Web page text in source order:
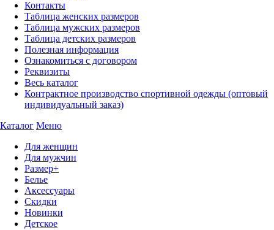
Контакты
Таблица женских размеров
Таблица мужских размеров
Таблица детских размеров
Полезная информация
Ознакомиться с договором
Реквизиты
Весь каталог
Контрактное производство спортивной одежды (оптовый
индивидуальный заказ)
Каталог Меню
Для женщин
Для мужчин
Размер+
Белье
Аксессуары
Скидки
Новинки
Детское